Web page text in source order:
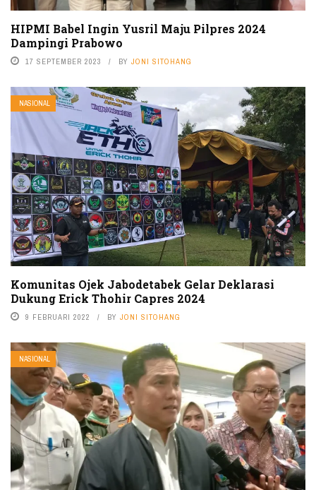
HIPMI Babel Ingin Yusril Maju Pilpres 2024
Dampingi Prabowo
17 SEPTEMBER 2023 BY JONI SITOHANG
NASIONAL
Komunitas Ojek Jabodetabek Gelar Deklarasi
Dukung Erick Thohir Capres 2024
9 FEBRUARI 2022 BY JONI SITOHANG
NASIONAL